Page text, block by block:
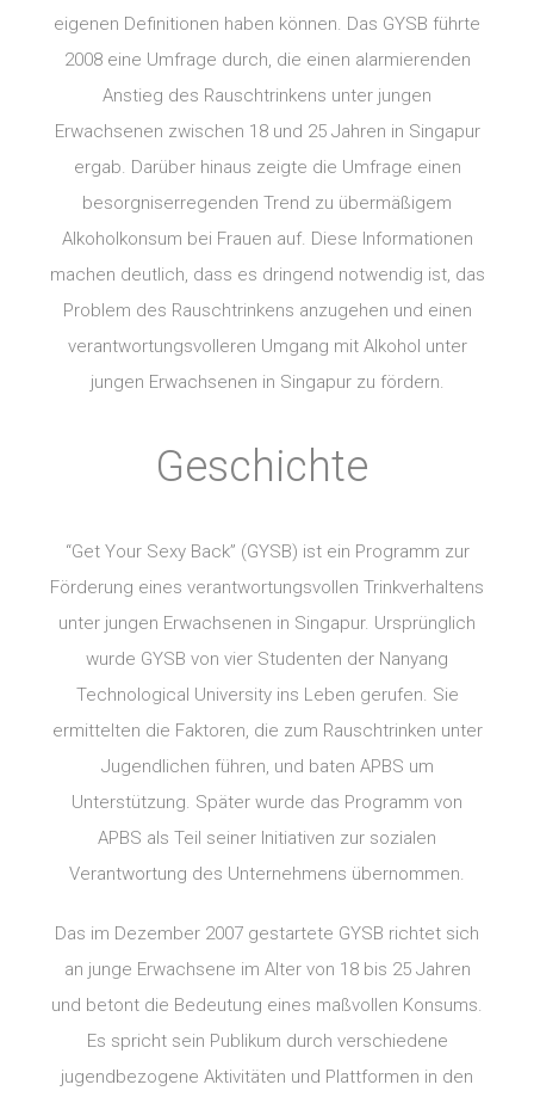
eigenen Definitionen haben können. Das GYSB führte
2008 eine Umfrage durch, die einen alarmierenden
Anstieg des Rauschtrinkens unter jungen
Erwachsenen zwischen 18 und 25 Jahren in Singapur
ergab. Darüber hinaus zeigte die Umfrage einen
besorgniserregenden Trend zu übermäßigem
Alkoholkonsum bei Frauen auf. Diese Informationen
machen deutlich, dass es dringend notwendig ist, das
Problem des Rauschtrinkens anzugehen und einen
verantwortungsvolleren Umgang mit Alkohol unter
jungen Erwachsenen in Singapur zu fördern.
Geschichte
“Get Your Sexy Back” (GYSB) ist ein Programm zur
Förderung eines verantwortungsvollen Trinkverhaltens
unter jungen Erwachsenen in Singapur. Ursprünglich
wurde GYSB von vier Studenten der Nanyang
Technological University ins Leben gerufen. Sie
ermittelten die Faktoren, die zum Rauschtrinken unter
Jugendlichen führen, und baten APBS um
Unterstützung. Später wurde das Programm von
APBS als Teil seiner Initiativen zur sozialen
Verantwortung des Unternehmens übernommen.
Das im Dezember 2007 gestartete GYSB richtet sich
an junge Erwachsene im Alter von 18 bis 25 Jahren
und betont die Bedeutung eines maßvollen Konsums.
Es spricht sein Publikum durch verschiedene
jugendbezogene Aktivitäten und Plattformen in den